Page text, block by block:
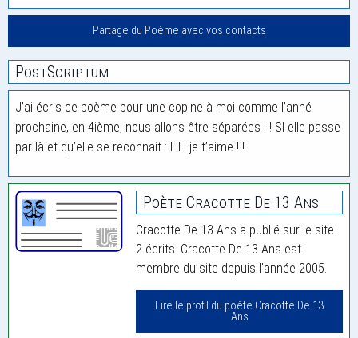
Partage du Poème avec vos contacts
PostScriptum
J’ai écris ce poème pour une copine à moi comme l’anné
prochaine, en 4ième, nous allons être séparées ! ! SI elle passe
par là et qu’elle se reconnait : LiLi je t’aime ! !
Poète Cracotte De 13 Ans
Cracotte De 13 Ans a publié sur le site
2 écrits. Cracotte De 13 Ans est
membre du site depuis l'année 2005.
Lire le profil du poète Cracotte De 13
Ans